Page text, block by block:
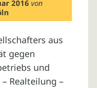
2016 von
aus
gegen
und
Realteilung –